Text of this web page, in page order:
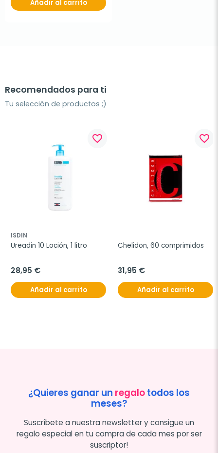
Añadir al carrito
Recomendados para ti
Tu selección de productos ;)
favorite_border
ISDIN
Ureadin 10 Loción, 1 litro
28,95 €
Añadir al carrito
favorite_border
Chelidon, 60 comprimidos
31,95 €
Añadir al carrito
¿Quieres ganar un regalotodos los
meses?
Suscríbete a nuestra newsletter y consigue un
regalo especial en tu compra de cada mes por ser
suscriptor!